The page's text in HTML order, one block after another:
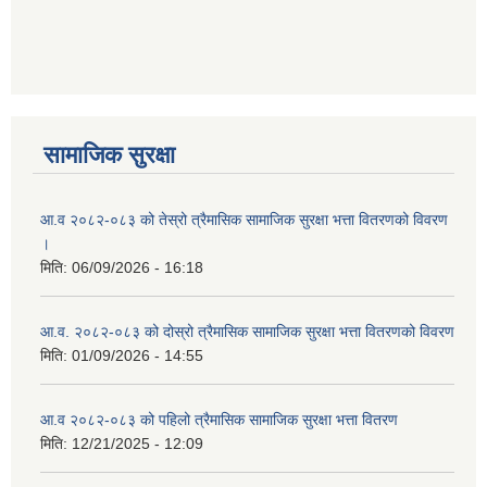
सामाजिक सुरक्षा
आ.व २०८२-०८३ को तेस्रो त्रैमासिक सामाजिक सुरक्षा भत्ता वितरणको विवरण
।
मिति: 06/09/2026 - 16:18
आ.व. २०८२-०८३ को दोस्रो त्रैमासिक सामाजिक सुरक्षा भत्ता वितरणको विवरण
मिति: 01/09/2026 - 14:55
आ.व २०८२-०८३ को पहिलो त्रैमासिक सामाजिक सुरक्षा भत्ता वितरण
मिति: 12/21/2025 - 12:09